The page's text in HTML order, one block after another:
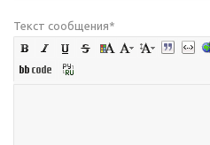
Текст сообщения*